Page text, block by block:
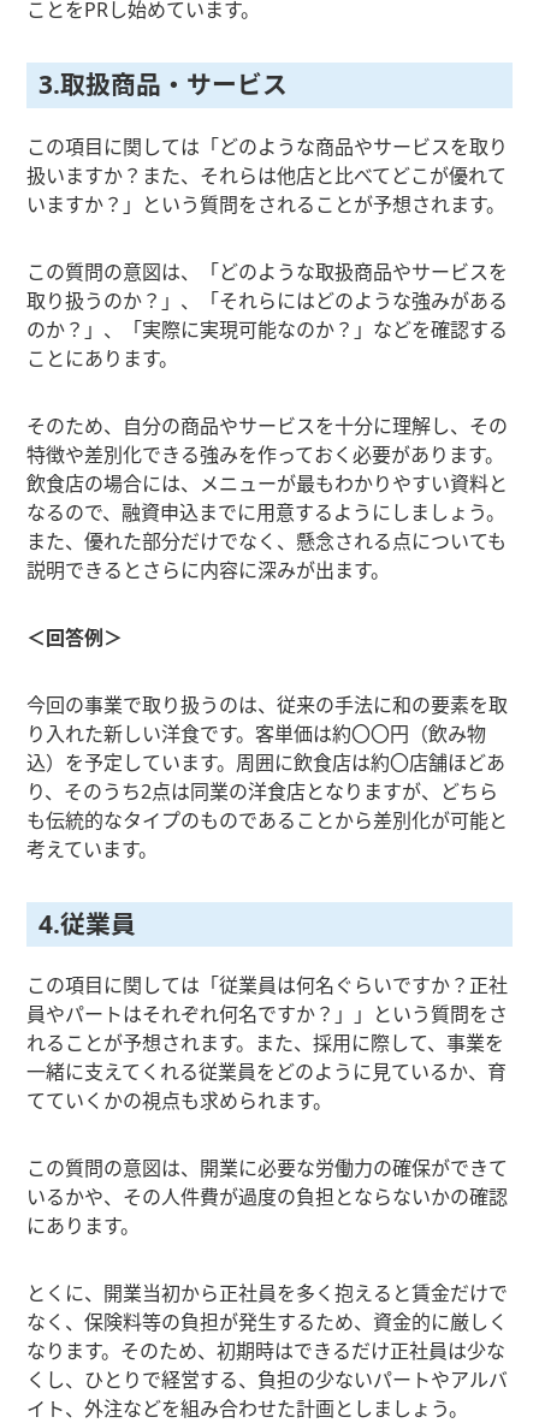
ことをPRし始めています。
3.取扱商品・サービス
この項目に関しては「どのような商品やサービスを取り
扱いますか？また、それらは他店と比べてどこが優れて
いますか？」という質問をされることが予想されます。
この質問の意図は、「どのような取扱商品やサービスを
取り扱うのか？」、「それらにはどのような強みがある
のか？」、「実際に実現可能なのか？」などを確認する
ことにあります。
そのため、自分の商品やサービスを十分に理解し、その
特徴や差別化できる強みを作っておく必要があります。
飲食店の場合には、メニューが最もわかりやすい資料と
なるので、融資申込までに用意するようにしましょう。
また、優れた部分だけでなく、懸念される点についても
説明できるとさらに内容に深みが出ます。
＜回答例＞
今回の事業で取り扱うのは、従来の手法に和の要素を取
り入れた新しい洋食です。客単価は約〇〇円（飲み物
込）を予定しています。周囲に飲食店は約〇店舗ほどあ
り、そのうち2点は同業の洋食店となりますが、どちら
も伝統的なタイプのものであることから差別化が可能と
考えています。
4.従業員
この項目に関しては「従業員は何名ぐらいですか？正社
員やパートはそれぞれ何名ですか？」」という質問をさ
れることが予想されます。また、採用に際して、事業を
一緒に支えてくれる従業員をどのように見ているか、育
てていくかの視点も求められます。
この質問の意図は、開業に必要な労働力の確保ができて
いるかや、その人件費が過度の負担とならないかの確認
にあります。
とくに、開業当初から正社員を多く抱えると賃金だけで
なく、保険料等の負担が発生するため、資金的に厳しく
なります。そのため、初期時はできるだけ正社員は少な
くし、ひとりで経営する、負担の少ないパートやアルバ
イト、外注などを組み合わせた計画としましょう。